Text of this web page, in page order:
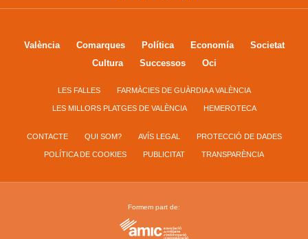
València Comarques Política Economía
Societat
Cultura
Successos Oci
LES FALLES FARMÀCIES DE GUÀRDIA A VALÈNCIA
LES MILLORS PLATGES DE VALÈNCIA HEMEROTECA
CONTACTE QUI SOM? AVÍS LEGAL PROTECCIÓ DE DADES
POLÍTICA DE COOKIES PUBLICITAT TRANSPARÈNCIA
Formem part de: